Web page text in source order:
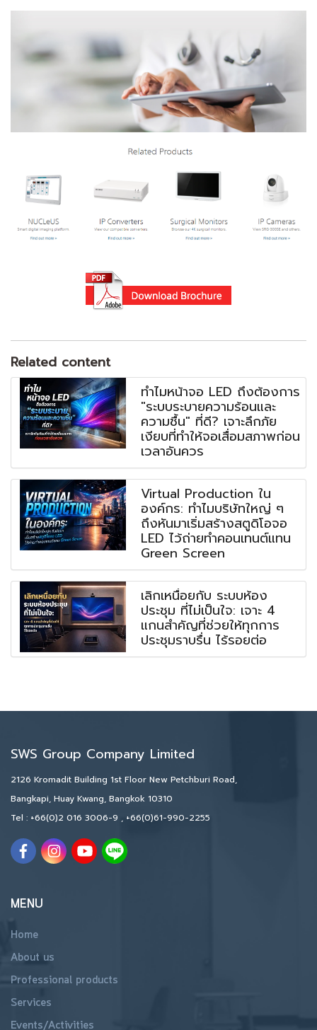
Related content
ทำไมหน้าจอ LED ถึงต้องการ
"ระบบระบายความร้อนและ
ความชื้น" ที่ดี? เจาะลึกภัย
เงียบที่ทำให้จอเสื่อมสภาพก่อน
เวลาอันควร
Virtual Production ใน
องค์กร: ทำไมบริษัทใหญ่ ๆ
ถึงหันมาเริ่มสร้างสตูดิโอจอ
LED ไว้ถ่ายทำคอนเทนต์แทน
Green Screen
เลิกเหนื่อยกับ ระบบห้อง
ประชุม ที่ไม่เป็นใจ: เจาะ 4
แกนสำคัญที่ช่วยให้ทุกการ
ประชุมราบรื่น ไร้รอยต่อ
SWS Group Company Limited
2126 Kromadit Building 1st Floor New Petchburi Road,
Bangkapi, Huay Kwang, Bangkok 10310
Tel : +66(0)2 016 3006-9 , +66(0)61-990-2255
MENU
Home
About us
Professional products
Services
Events/Activities